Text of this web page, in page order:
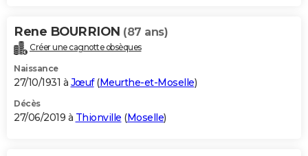
Rene BOURRION (87 ans)
Créer une cagnotte obsèques
Naissance
27/10/1931 à Jœuf(Meurthe-et-Moselle)
Décès
27/06/2019 à Thionville (Moselle)